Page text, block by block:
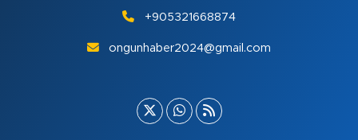
+905321668874
ongunhaber2024@gmail.com